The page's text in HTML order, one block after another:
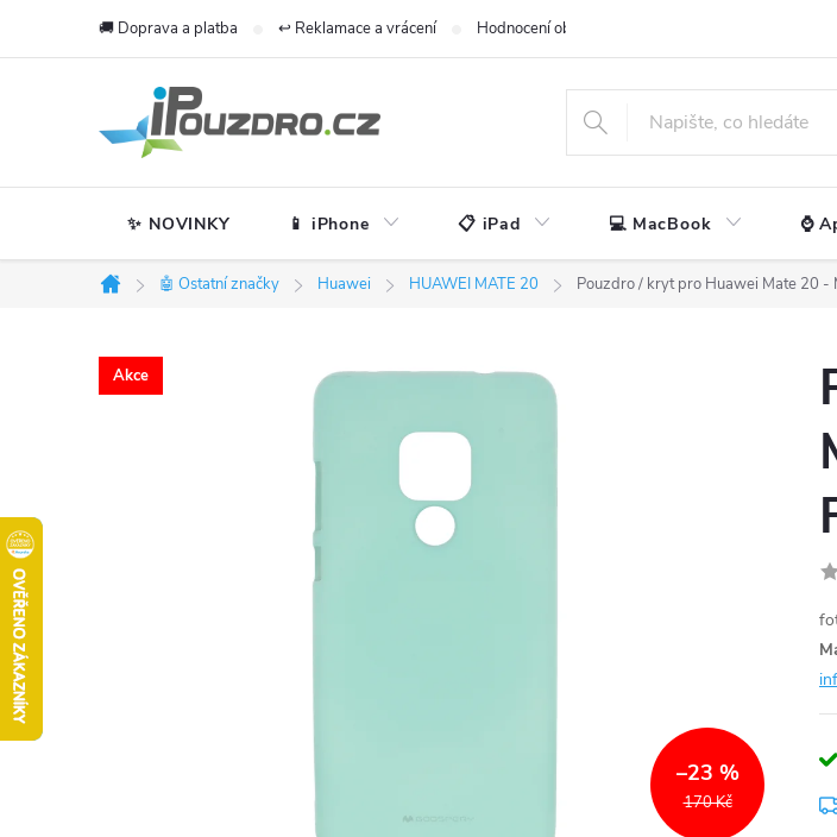
🚚 Doprava a platba ↩️ Reklamace a vrácení Hodnocení obchodu
✨ NOVINKY 📱 iPhone 📋 iPad 💻 MacBook ⌚
Domů
🤖 Ostatní značky Huawei HUAWEI MATE 20 Pouzdro / kryt pro Huawei Mate 20 -
Akce
170 Kč
–23 %